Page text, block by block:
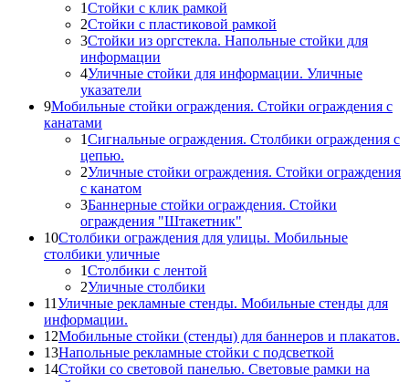
1Стойки с клик рамкой
2Стойки с пластиковой рамкой
3Стойки из оргстекла. Напольные стойки для
информации
4Уличные стойки для информации. Уличные
указатели
9Мобильные стойки ограждения. Стойки ограждения с
канатами
1Сигнальные ограждения. Столбики ограждения с
цепью.
2Уличные стойки ограждения. Стойки ограждения
с канатом
3Баннерные стойки ограждения. Стойки
ограждения "Штакетник"
10Столбики ограждения для улицы. Мобильные
столбики уличные
1Столбики с лентой
2Уличные столбики
11Уличные рекламные стенды. Мобильные стенды для
информации.
12Мобильные стойки (стенды) для баннеров и плакатов.
13Напольные рекламные стойки с подсветкой
14Стойки со световой панелью. Световые рамки на